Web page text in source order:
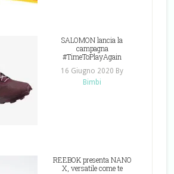
SALOMON lancia la
campagna
#TimeToPlayAgain
16 Giugno 2020 By
Bimbi
REEBOK presenta NANO
X, versatile come te